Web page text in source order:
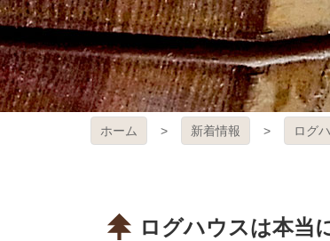
ホーム 新着情報 ログ
ログハウスは本当